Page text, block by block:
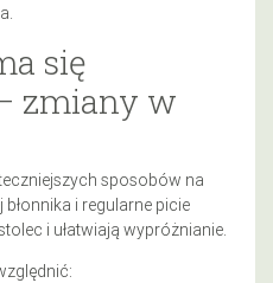
się
zmiany w
sposobów na
i regularne picie
i ułatwiają wypróżnianie.